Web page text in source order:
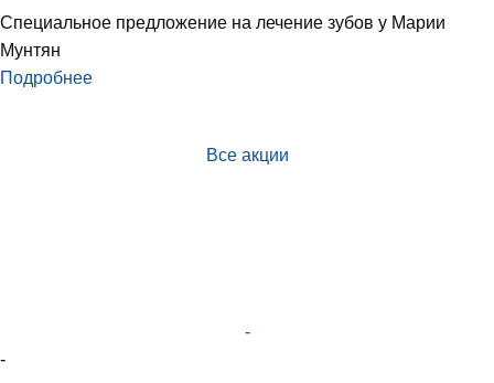
Специальное предложение на лечение зубов у Марии
Мунтян
Подробнее
Все акции
-
-